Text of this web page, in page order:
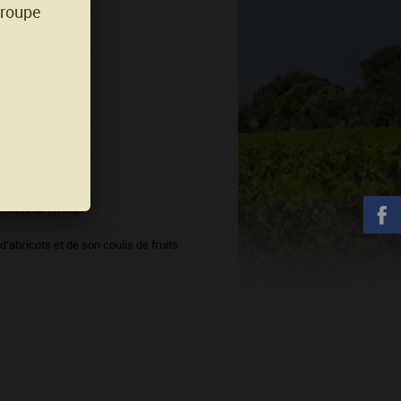
en final
et de son coulis de fruits